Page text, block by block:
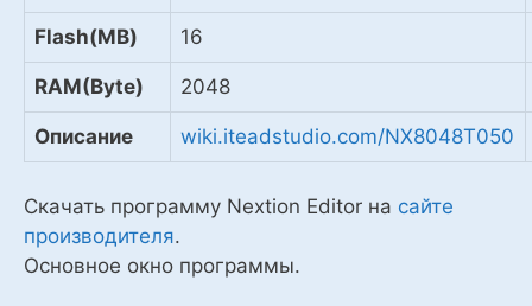
Flash(MB) 16
RAM(Byte) 2048
Описание wiki.iteadstudio.com/NX8048T050
Скачать программу Nextion Editor на сайте
производителя.
Основное окно программы.